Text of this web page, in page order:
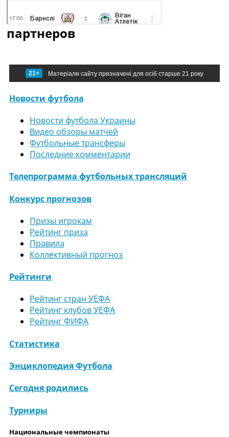
партнеров
21+ Матеріали сайту призначені для осіб старше 21 року
Новости футбола
Новости футбола Украины
Видео обзоры матчей
Футбольные трансферы
Последние комментарии
Телепрограмма футбольных трансляций
Конкурс прогнозов
Призы игрокам
Рейтинг приза
Правила
Коллективный прогноз
Рейтинги
Рейтинг стран УЕФА
Рейтинг клубов УЕФА
Рейтинг ФИФА
Статистика
Энциклопедия Футбола
Сегодня родились
Турниры
Национальные чемпионаты